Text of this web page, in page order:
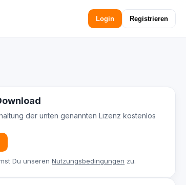
Login Registrieren
der unten genannten Lizenz kostenlos
Du unserenNutzungsbedingungen zu.